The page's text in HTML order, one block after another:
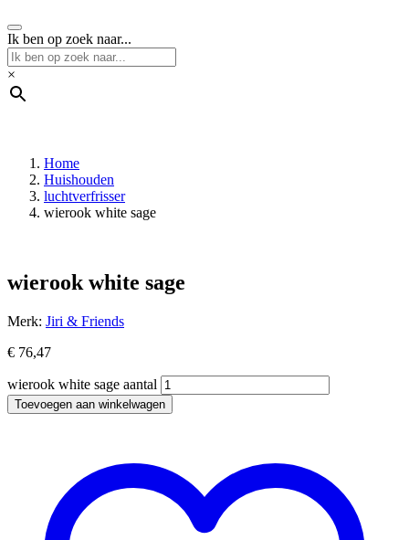
Ik ben op zoek naar...
×
Home
Huishouden
luchtverfrisser
wierook white sage
wierook white sage
Merk: Jiri & Friends
€ 76,47
wierook white sage aantal
Toevoegen aan winkelwagen